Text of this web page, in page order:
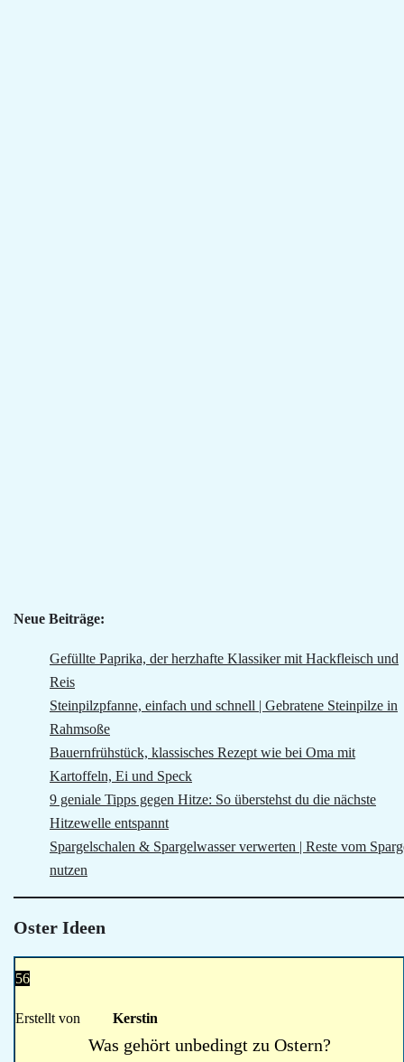
Neue Beiträge:
Gefüllte Paprika, der herzhafte Klassiker mit Hackfleisch und
Reis
Steinpilzpfanne, einfach und schnell | Gebratene Steinpilze in
Rahmsoße
Bauernfrühstück, klassisches Rezept wie bei Oma mit
Kartoffeln, Ei und Speck
9 geniale Tipps gegen Hitze: So überstehst du die nächste
Hitzewelle entspannt
Spargelschalen & Spargelwasser verwerten | Reste vom
nutzen
Oster Ideen
56
Erstellt von Kerstin
Was gehört unbedingt zu Ostern?